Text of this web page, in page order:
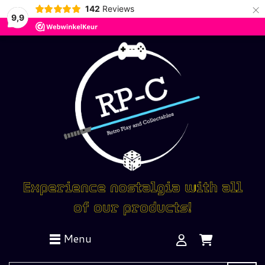
9,9
142 Reviews ×
Experience nostalgia with all
of our products!
Menu